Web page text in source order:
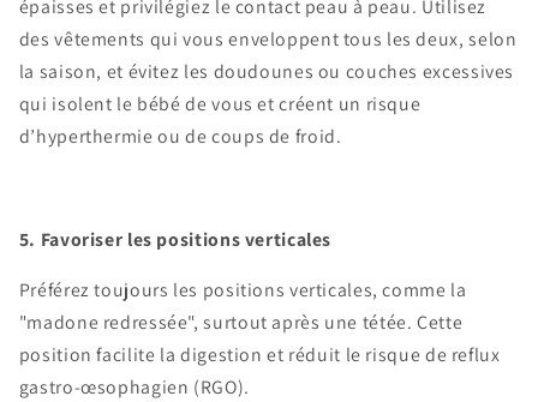
épaisses et privilégiez le contact peau à peau. Utilisez
des vêtements qui vous enveloppent tous les deux, selon
la saison, et évitez les doudounes ou couches excessives
qui isolent le bébé de vous et créent un risque
d’hyperthermie ou de coups de froid.
5. Favoriser les positions verticales
Préférez toujours les positions verticales, comme la
"madone redressée", surtout après une tétée. Cette
position facilite la digestion et réduit le risque de reflux
gastro-œsophagien (RGO).